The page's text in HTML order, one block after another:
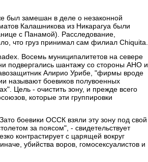
был замешан в деле о незаконной
Калашникова из Никарагуа были
с Панамой). Расследование,
что груз принимал сам филиал Chiquita.
Восемь муниципалитетов на севере
подвергались шантажу со стороны АНО и
Алирио Урибе, "фирмы вроде
называют боевиков полувоенных
Цель - очистить зону, и прежде всего
которые эти группировки
боевики ОССК взяли эту зону под свой
за поясом", - свидетельствует
контрастирует с царящей вокруг
убийства воров, гомосексуалистов и